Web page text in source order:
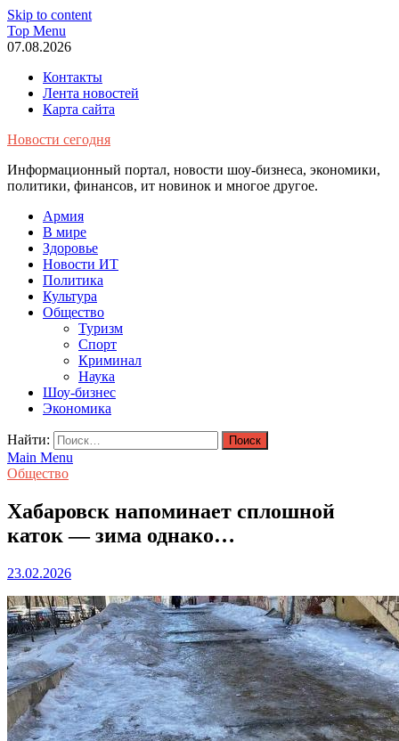
Skip to content
Top Menu
07.08.2026
Контакты
Лента новостей
Карта сайта
Новости сегодня
Информационный портал, новости шоу-бизнеса, экономики,
политики, финансов, ит новинок и многое другое.
Армия
В мире
Здоровье
Новости ИТ
Политика
Культура
Общество
Туризм
Спорт
Криминал
Наука
Шоу-бизнес
Экономика
Найти:
Main Menu
Общество
Хабаровск напоминает сплошной
каток — зима однако…
23.02.2026